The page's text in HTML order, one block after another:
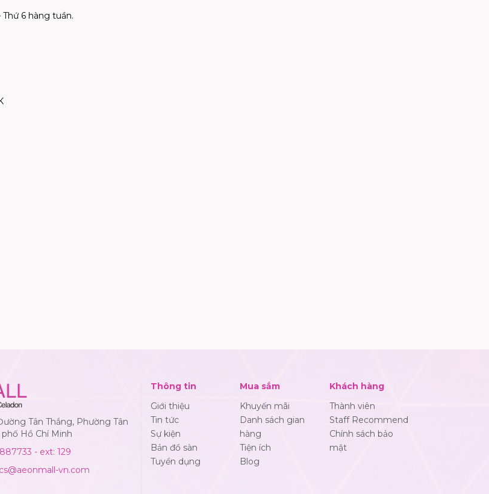
6 hàng tuần.
Tân Thắng, Phường Tân
Hồ Chí Minh
- ext: 129
vn.com
Thông tin
Giới thiệu
Tin tức
Sự kiện
Bản đồ sàn
Tuyển dụng
Mua sắm
Khuyến mãi
Danh sách gian
hàng
Tiện ích
Blog
Khách hàng
Thành viên
Staff Recommend
Chính sách bảo
mật